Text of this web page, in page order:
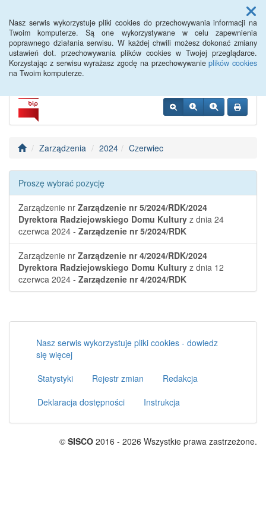
Nasz serwis wykorzystuje pliki cookies do przechowywania informacji na
Twoim komputerze. Są one wykorzystywane w celu zapewnienia
poprawnego działania serwisu. W każdej chwili możesz dokonać zmiany
ustawień dot. przechowywania plików cookies w Twojej przeglądarce.
Korzystając z serwisu wyrażasz zgodę na przechowywanieplików cookies
na Twoim komputerze.
Menu
Radziejowski Dom Kultury
Zarządzenia 2024 Czerwiec
Proszę wybrać pozycję
Zarządzenie nr Zarządzenie nr 5/2024/RDK/2024
Dyrektora Radziejowskiego Domu Kultury z dnia 24
czerwca 2024 - Zarządzenie nr 5/2024/RDK
Zarządzenie nr Zarządzenie nr 4/2024/RDK/2024
Dyrektora Radziejowskiego Domu Kultury z dnia 12
czerwca 2024 - Zarządzenie nr 4/2024/RDK
Nasz serwis wykorzystuje pliki cookies - dowiedz
się więcej
Statystyki
Rejestr zmian
Redakcja
Deklaracja dostępności
Instrukcja
© SISCO 2016 - 2026 Wszystkie prawa zastrzeżone.